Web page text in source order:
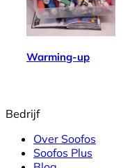
Warming-up
Bedrijf
Over Soofos
Soofos Plus